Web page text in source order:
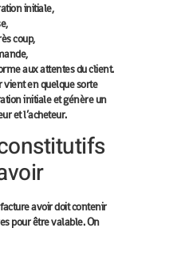
initiale,
coup,
aux attentes du client.
vient en quelque sorte
initiale et génère un
et l’acheteur.
avoir doit contenir
pour être valable. On